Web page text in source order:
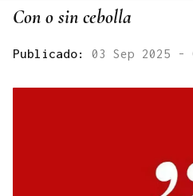
Con o sin cebolla
Publicado: 03 Sep 2025 -